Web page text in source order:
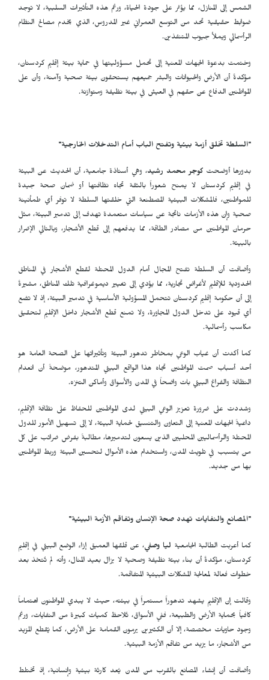
الشمس إلى المنازل، مما يؤثر على جودة الحياة، ورغم هذه التأثيرات السلبية، لا توجد
ضوابط حقيقية تحد من التوسع العمراني غير المدروس، الذي يخدم مصالح النظام
الرأسمالي ويملأ جيوب المتنفذين.
وختمت بدعوة الجهات المعنية إلى تحمل مسؤوليتها في حماية بيئة إقليم كردستان،
مؤكدةً أن الأرض والحيوانات والبشر جميعهم يستحقون بيئة صحية وآمنة، وأن على
المواطنين الدفاع عن حقهم في العيش في بيئة نظيفة ومتوازنة.
"السلطة تخلق أزمة بيئية وتفتح الباب أمام التدخلات الخارجية"
بدورها أوضحت كوجر محمد رشيد، وهي أستاذة جامعية، أن الحديث عن البيئة
في إقليم كردستان لا يمنح شعوراً بالثقة تجاه نظافتها أو ضمان صحة جيدة
للمواطنين، فالمشكلات البيئية المصطنعة التي خلقتها السلطة لا توفر أي طمأنينة
صحية وإن هذه الأزمات ناتجة عن سياسات متعمدة تهدف إلى تدمير البيئة، مثل
حرمان المواطنين من مصادر الطاقة، مما يدفعهم إلى قطع الأشجار، وبالتالي الإضرار
بالبيئة.
وأضافت أن السلطة تفتح المجال أمام الدول المحتلة لقطع الأشجار في المناطق
الحدودية للإقليم لأغراض تجارية، مما يؤدي إلى تغيير ديموغرافية تلك المناطق، مشيرةً
إلى أن حكومة إقليم كردستان تتحمل المسؤولية الأساسية في تدمير البيئة، إذ لا تضع
أي قيود على تدخل الدول المجاورة، ولا تمنع قطع الأشجار داخل الإقليم لتحقيق
مكاسب رأسمالية.
كما أكدت أن غياب الوعي بمخاطر تدهور البيئة وتأثيراتها على الصحة العامة هو
أحد أسباب صمت المواطنين تجاه هذا الواقع البيئي المتدهور، موضحةً أن انعدام
النظافة والفراغ البيئي بات واضحاً في المدن والأسواق وأماكن التنزه.
وشددت على ضرورة تعزيز الوعي البيئي لدى المواطنين للحفاظ على نظافة الإقليم،
داعيةً الجهات المعنية إلى التعاون والتنسيق لحماية البيئة، لا إلى تسهيل الأمور للدول
المحتلة والرأسماليين المحليين الذين يسعون لتدميرها، مطالبةً بفرض ضرائب على كل
من يتسبب في تلويث المدن، واستخدام هذه الأموال لتحسين البيئة وربط المواطنين
بها من جديد.
"المصانع والنفايات تهدد صحة الإنسان وتفاقم الأزمة البيئية"
كما أعربت الطالبة الجامعية ليا وصفي، عن قلقها العميق إزاء الوضع البيئي في إقليم
كردستان، مؤكدةً أن بناء بيئة نظيفة وصحية لا يزال بعيد المنال، وأنه لم تُتخذ بعد
خطوات فعالة لمعالجة المشكلات البيئية المتفاقمة.
وقالت إن الإقليم يشهد تدهوراً مستمراً في بيئته، حيث لا يبدي المواطنون اهتماماً
كافياً بحماية الأرض والطبيعة، ففي الأسواق، تُلاحظ كميات كبيرة من النفايات، ورغم
وجود حاويات مخصصة، إلا أن الكثيرين يرمون القمامة على الأرض، كما يُقطع المزيد
من الأشجار، ما يزيد من تفاقم الأزمة البيئية.
وأضافت أن إنشاء المصانع بالقرب من المدن يُعد كارثة بيئية وإنسانية، إذ تختلط